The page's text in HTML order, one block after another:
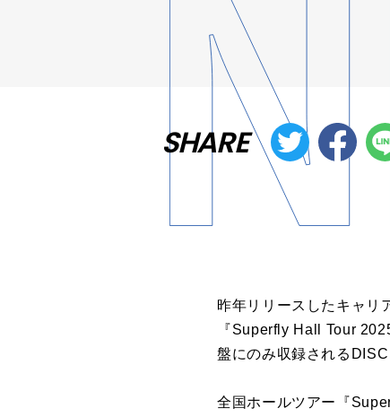
SHARE
昨年リリースしたキャリ
『Superfly Hall Tour
盤にのみ収録される
全国ホールツアー『